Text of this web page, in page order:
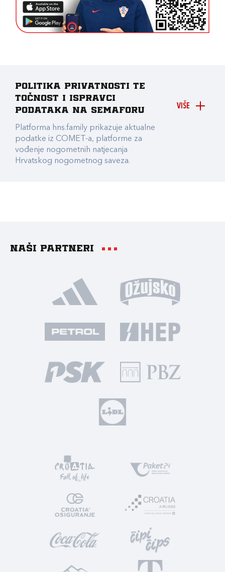
VIŠE
Politika privatnosti te
točnost i ispravci
podataka na Semaforu
Platforma hns.family prikazuje aktualne
podatke iz COMET-a, platforme za
vođenje nogometnih natjecanja
Hrvatskog nogometnog saveza.
Naši partneri